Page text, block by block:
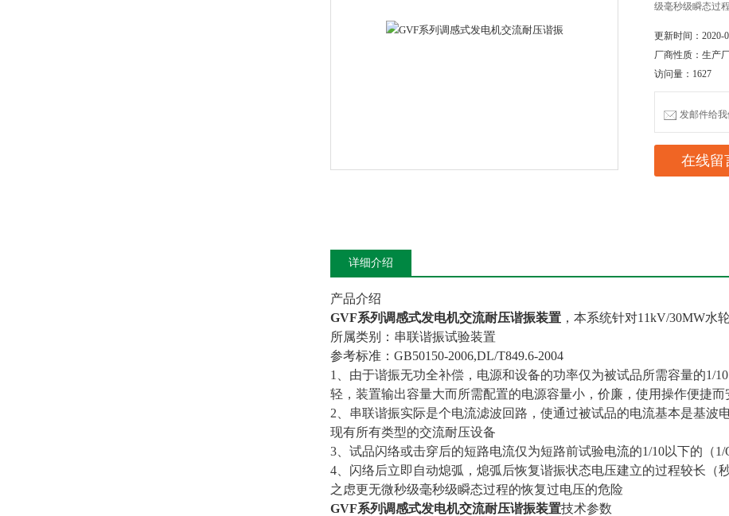
级毫秒级瞬态过
更新时间：2020-
厂商性质：生产
访问量：1627
发邮件给我
在线留
详细介绍
产品介绍
GVF系列调感式发电机交流耐压谐振装置 ， 本系统针对11kV/30MW水
所属类别：串联谐振试验装置
参考标准：GB50150-2006,DL/T849.6-2004
1、由于谐振无功全补偿，电源和设备的功率仅为被试品所需容量的1/
轻，装置输出容量大而所需配置的电源容量小，价廉，使用操作便捷而
2、串联谐振实际是个电流滤波回路，使通过被试品的电流基本是基波
现有所有类型的交流耐压设备
3、试品闪络或击穿后的短路电流仅为短路前试验电流的1/10以下的（
4、闪络后立即自动熄弧，熄弧后恢复谐振状态电压建立的过程较长（
之虑更无微秒级毫秒级瞬态过程的恢复过电压的危险
GVF系列调感式发电机交流耐压谐振装置技术参数